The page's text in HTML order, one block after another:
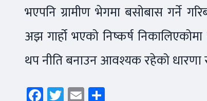
भएपनि ग्रामीण भेगमा बसोबास गर्ने
अझ गार्हो भएको निष्कर्ष
थप नीति बनाउन आवश्यक रहेको धारणा
Facebook
Twitter
Email